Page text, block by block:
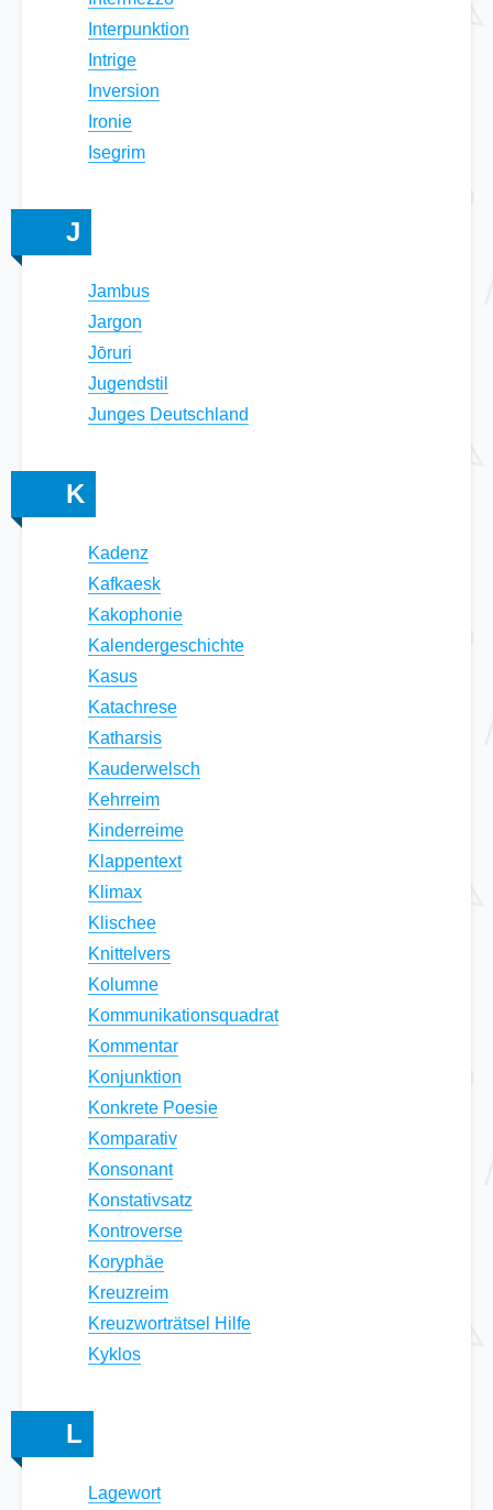
Interpunktion
Intrige
Inversion
Ironie
Isegrim
J
Jambus
Jargon
Jōruri
Jugendstil
Junges Deutschland
K
Kadenz
Kafkaesk
Kakophonie
Kalendergeschichte
Kasus
Katachrese
Katharsis
Kauderwelsch
Kehrreim
Kinderreime
Klappentext
Klimax
Klischee
Knittelvers
Kolumne
Kommunikationsquadrat
Kommentar
Konjunktion
Konkrete Poesie
Komparativ
Konsonant
Konstativsatz
Kontroverse
Koryphäe
Kreuzreim
Kreuzworträtsel Hilfe
Kyklos
L
Lagewort